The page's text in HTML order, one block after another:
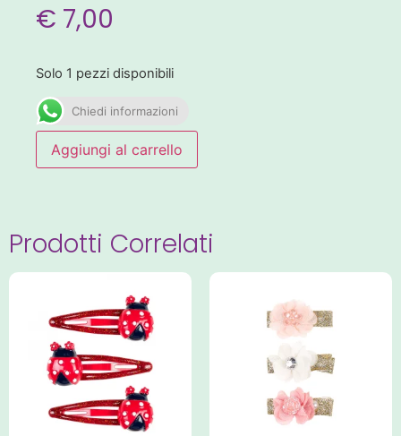
€ 7,00
Solo 1 pezzi disponibili
Chiedi informazioni
Aggiungi al carrello
Prodotti Correlati